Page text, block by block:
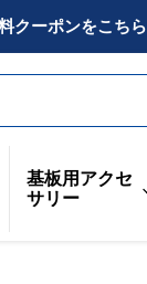
ーポンをこちら
基板用アクセ
サリー